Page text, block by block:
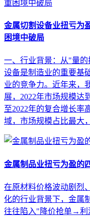
金属切割设备业扭亏为
困境中破局
一、行业背景：从"量
设备是制造业的重要基
业的竞争力。近年来，
展，2022年市场规模达
至2022年的复合增长率
域，市场规模占比最大
金属制品业扭亏为盈的
在原材料价格波动剧烈
化的行业背景下，金属
往往陷入"降价抢单→